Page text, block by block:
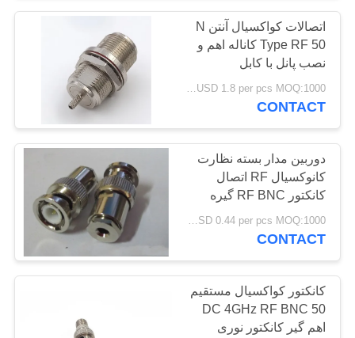
اتصالات کواکسیال آنتن N
Type RF 50 کاناله اهم و
نصب پانل با کابل
CONTACT
دوربین مدار بسته نظارت
کانوکسیال RF اتصال
کانکتور RF BNC گیره
پلاگین Q9 Male Plug Q9
با کابل
USD 0.44 per pcs MOQ:1000 عدد
CONTACT
کانکتور کواکسیال مستقیم
DC 4GHz RF BNC 50
اهم گیر کانکتور نوری